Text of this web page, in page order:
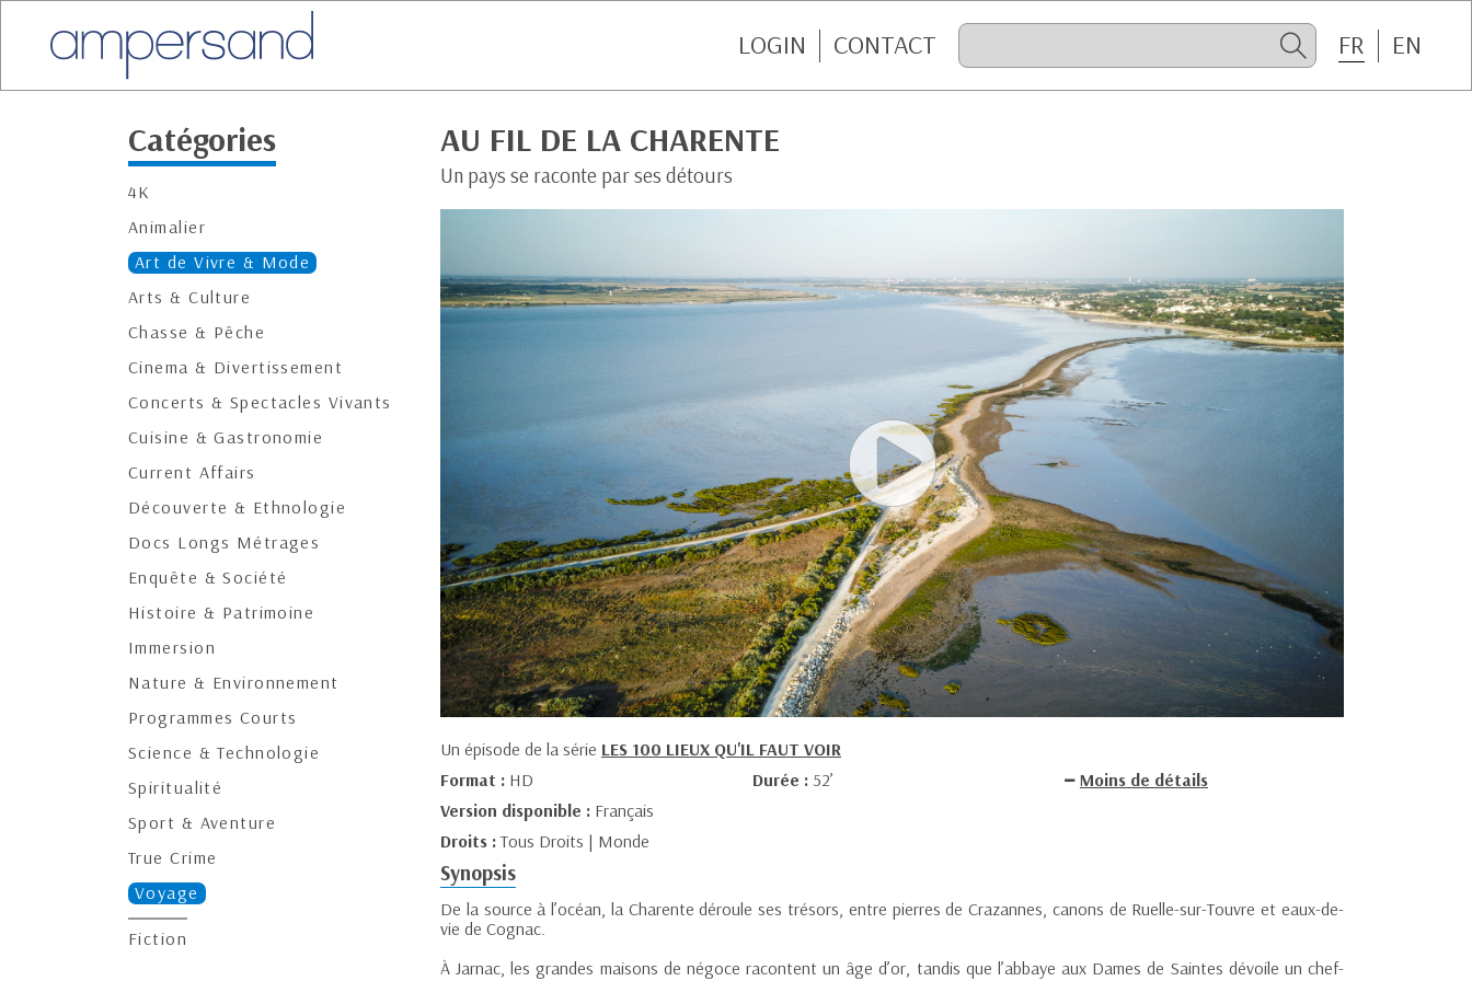
LOGIN CONTACT FR EN
Catégories
4K
Animalier
Art de Vivre & Mode
Arts & Culture
Chasse & Pêche
Cinema & Divertissement
Concerts & Spectacles Vivants
Cuisine & Gastronomie
Current Affairs
Découverte & Ethnologie
Docs Longs Métrages
Enquête & Société
Histoire & Patrimoine
Immersion
Nature & Environnement
Programmes Courts
Science & Technologie
Spiritualité
Sport & Aventure
True Crime
Voyage
Fiction
AU FIL DE LA CHARENTE
Un pays se raconte par ses détours
Un épisode de la série LES 100 LIEUX QU'IL FAUT VOIR
Format : HD Durée : 52’
Moins de détails
Version disponible : Français
Droits :Tous Droits | Monde
Synopsis
De la source à l’océan, la Charente déroule ses trésors, entre pierres de Crazannes, canons de Ruelle-sur-Touvre et eaux-de-
vie de Cognac.
À Jarnac, les grandes maisons de négoce racontent un âge d’or, tandis que l’abbaye aux Dames de Saintes dévoile un chef-